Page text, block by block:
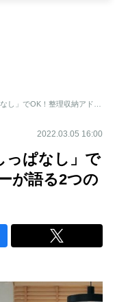
2022.03.05 16:00
っぱなし」で
が語る2つの